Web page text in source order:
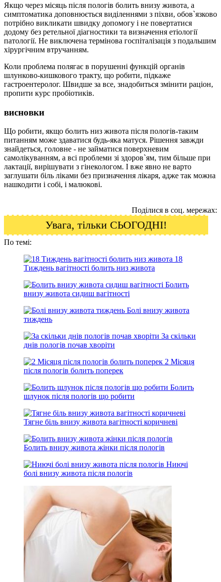
Якщо через місяць після пологів болить внизу живота, а
симптоматика доповнюється виділеннями з піхви, обов`язково
потрібно викликати швидку допомогу і не повертатися
додому без ретельної діагностики та визначення етіології
патології. Не виключена термінова госпіталізація з подальшим
хірургічним втручанням.
Коли проблема полягає в порушенні функцій органів
шлунково-кишкового тракту, що робити, підкаже
гастроентеролог. Швидше за все, знадобиться змінити раціон,
пропити курс пробіотиків.
висновки
Що робити, якщо болить низ живота після пологів-таким
питанням може здаватися будь-яка матуся. Рішення завжди
знайдеться, головне - не займатися поверхневим
самолікуванням, а всі проблеми зі здоров`ям, тим більше при
лактації, вирішувати з гінекологом. І вже явно не варто
заглушати біль ліками без призначення лікаря, адже так можна
нашкодити і собі, і малюкові.
Поділися в соц. мережах:
Увага, тільки СЬОГОДНІ!
По темі:
18
Тиждень вагітності болить низ живота
Болить
внизу живота сидиш вагітності
Болі внизу живота
тиждень
За скільки
днів пологів почав хворіти
2 Місяця
після пологів болить поперек
Болить
шлунок після пологів що робити
Тягне біль внизу живота вагітності коричневі
Болить внизу живота жінки після пологів
Ниючі
болі внизу живота після пологів